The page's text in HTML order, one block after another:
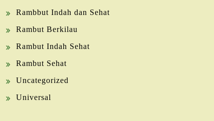
Rambbut Indah dan Sehat
Rambut Berkilau
Rambut Indah Sehat
Rambut Sehat
Uncategorized
Universal